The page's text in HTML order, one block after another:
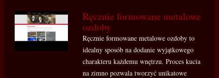
Ręcznie formowane metalowe
ozdoby
Ręcznie formowane metalowe ozdoby to
idealny sposób na dodanie wyjątkowego
charakteru każdemu wnętrzu. Proces kucia
na zimno pozwala tworzyć unikatowe